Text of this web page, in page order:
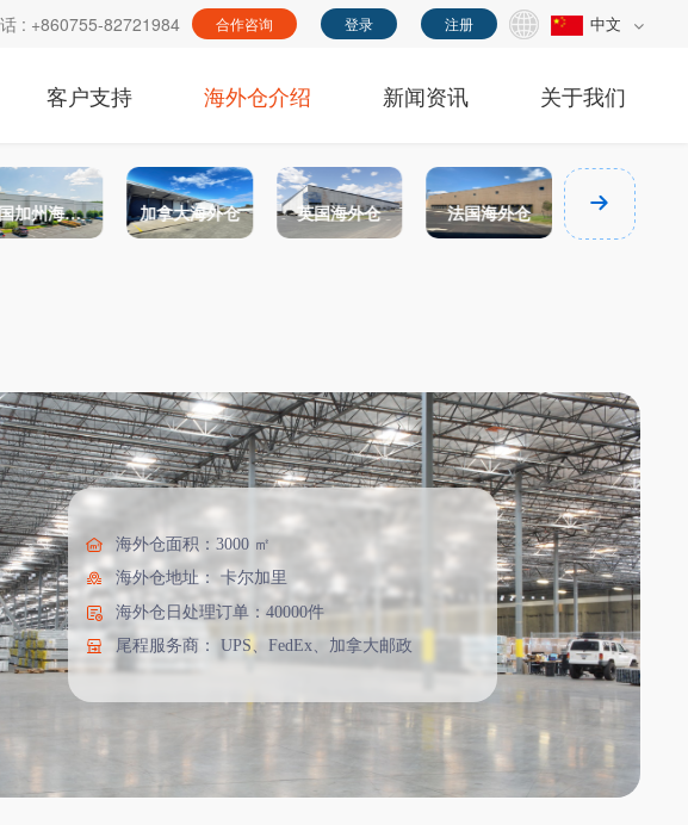
中文
注册
登录
合作咨询
: +860755-82721984
客户支持 海外仓介绍 新闻资讯 关于我们
美国加州海外仓 加拿大海外仓 英国海外仓 法国海外仓 德国海外仓
海外仓面积：3000 ㎡
海外仓地址：
卡尔加里
海外仓日处理订单：40000件
尾程服务商：
UPS、FedEx、加拿大邮政